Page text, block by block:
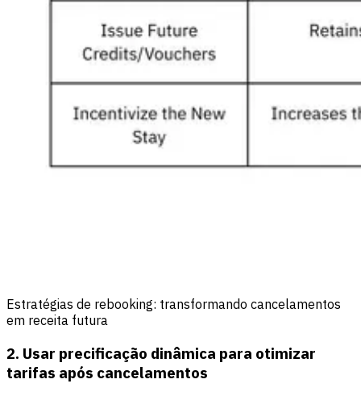
Estratégias de rebooking: transformando cancelamentos
em receita futura
2. Usar precificação dinâmica para otimizar
tarifas após cancelamentos